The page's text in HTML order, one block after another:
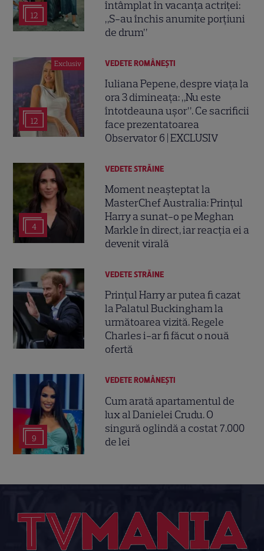
12
întâmplat în vacanța actriței:
„S-au închis anumite porțiuni
de drum”
Exclusiv
12
VEDETE ROMÂNEŞTI
Iuliana Pepene, despre viața la
ora 3 dimineața: „Nu este
întotdeauna ușor”. Ce sacrificii
face prezentatoarea
Observator 6 | EXCLUSIV
4
VEDETE STRĂINE
Moment neașteptat la
MasterChef Australia: Prințul
Harry a sunat-o pe Meghan
Markle în direct, iar reacția ei a
devenit virală
VEDETE STRĂINE
Prințul Harry ar putea fi cazat
la Palatul Buckingham la
următoarea vizită. Regele
Charles i-ar fi făcut o nouă
ofertă
9
VEDETE ROMÂNEŞTI
Cum arată apartamentul de
lux al Danielei Crudu. O
singură oglindă a costat 7.000
de lei